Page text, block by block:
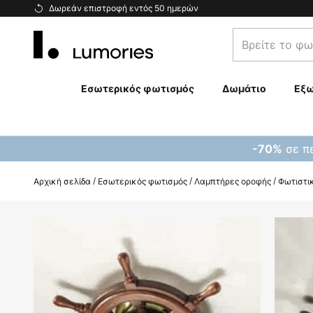
Δωρεάν επιστροφή εντός 50 ημερών
Μετάβαση
Βρείτε
το
σας...
Εσωτερικός φωτισμός Δωμάτιο
-70% σε
Αρχική σελίδα Εσωτερικός φωτισμός Λαμπτήρες οροφής
συλλογής